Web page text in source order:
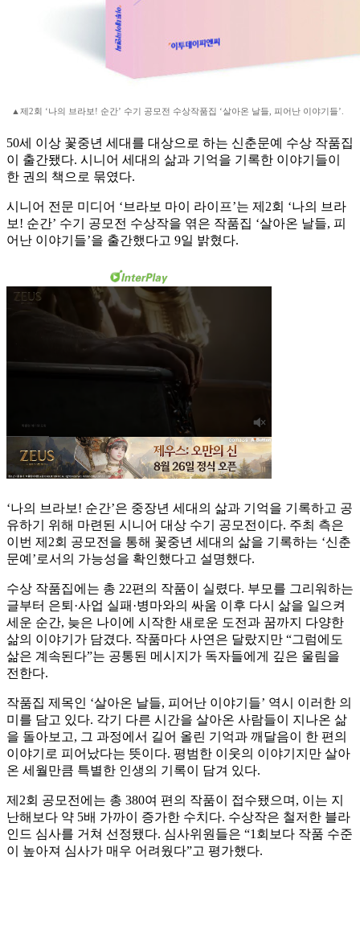
▲제2회 ‘나의 브라보! 순간’ 수기 공모전 수상작품집 ‘살아온 날들, 피어난 이야기들’.
50세 이상 꽃중년 세대를 대상으로 하는 신춘문예 수상 작품집
이 출간됐다. 시니어 세대의 삶과 기억을 기록한 이야기들이
한 권의 책으로 묶였다.
시니어 전문 미디어 ‘브라보 마이 라이프’는 제2회 ‘나의 브라
보! 순간’ 수기 공모전 수상작을 엮은 작품집 ‘살아온 날들, 피
어난 이야기들’을 출간했다고 9일 밝혔다.
‘나의 브라보! 순간’은 중장년 세대의 삶과 기억을 기록하고 공
유하기 위해 마련된 시니어 대상 수기 공모전이다. 주최 측은
이번 제2회 공모전을 통해 꽃중년 세대의 삶을 기록하는 ‘신춘
문예’로서의 가능성을 확인했다고 설명했다.
수상 작품집에는 총 22편의 작품이 실렸다. 부모를 그리워하는
글부터 은퇴·사업 실패·병마와의 싸움 이후 다시 삶을 일으켜
세운 순간, 늦은 나이에 시작한 새로운 도전과 꿈까지 다양한
삶의 이야기가 담겼다. 작품마다 사연은 달랐지만 “그럼에도
삶은 계속된다”는 공통된 메시지가 독자들에게 깊은 울림을
전한다.
작품집 제목인 ‘살아온 날들, 피어난 이야기들’ 역시 이러한 의
미를 담고 있다. 각기 다른 시간을 살아온 사람들이 지나온 삶
을 돌아보고, 그 과정에서 길어 올린 기억과 깨달음이 한 편의
이야기로 피어났다는 뜻이다. 평범한 이웃의 이야기지만 살아
온 세월만큼 특별한 인생의 기록이 담겨 있다.
제2회 공모전에는 총 380여 편의 작품이 접수됐으며, 이는 지
난해보다 약 5배 가까이 증가한 수치다. 수상작은 철저한 블라
인드 심사를 거쳐 선정됐다. 심사위원들은 “1회보다 작품 수준
이 높아져 심사가 매우 어려웠다”고 평가했다.